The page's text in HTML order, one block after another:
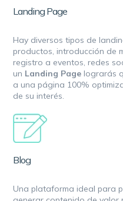
Landing Page
Hay diversos tipos de
productos, introducción de
registro a eventos, redes
un Landing Page lograrás
a una página 100%
de su interés.
Blog
Una plataforma ideal para